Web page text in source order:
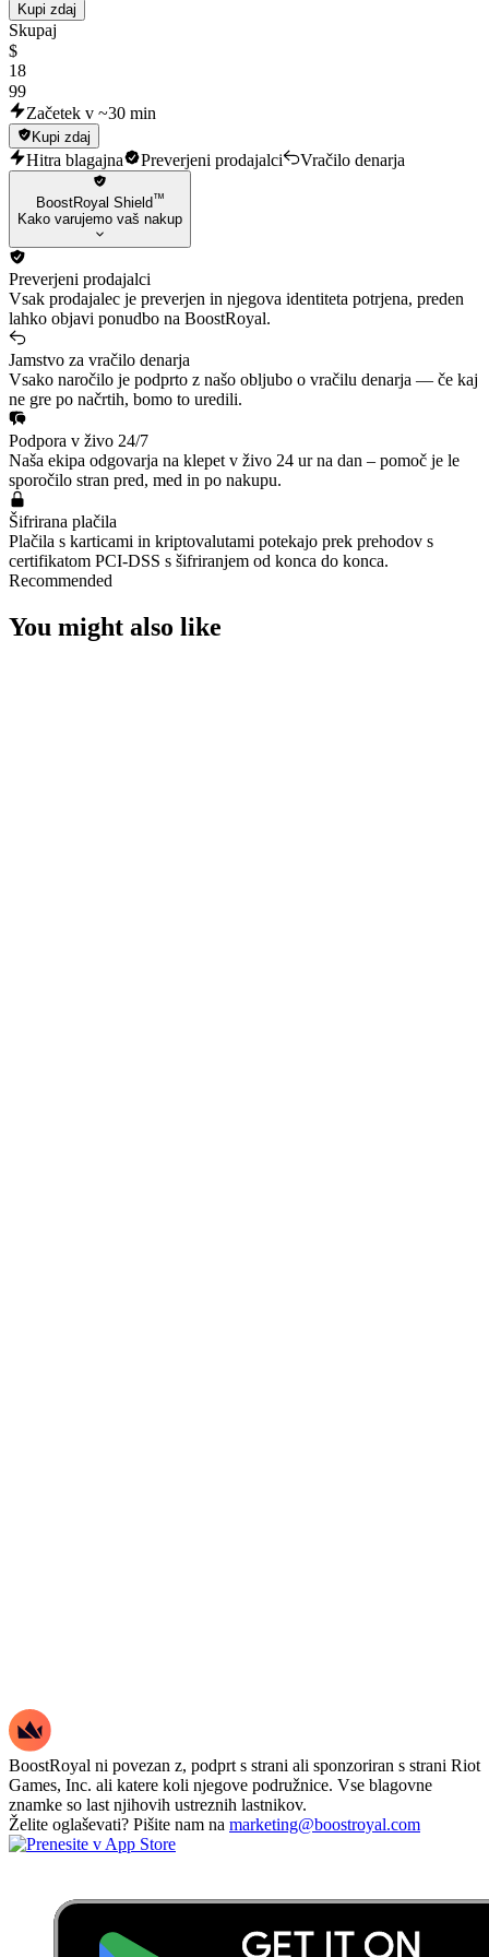
Kupi zdaj
Skupaj
$
18
99
Začetek v ~30 min
Kupi zdaj
Hitra blagajna Preverjeni prodajalci Vračilo denarja
BoostRoyal Shield™
Kako varujemo vaš nakup
Preverjeni prodajalci
Vsak prodajalec je preverjen in njegova identiteta potrjena, preden
lahko objavi ponudbo na BoostRoyal.
Jamstvo za vračilo denarja
Vsako naročilo je podprto z našo obljubo o vračilu denarja — če kaj
ne gre po načrtih, bomo to uredili.
Podpora v živo 24/7
Naša ekipa odgovarja na klepet v živo 24 ur na dan – pomoč je le
sporočilo stran pred, med in po nakupu.
Šifrirana plačila
Plačila s karticami in kriptovalutami potekajo prek prehodov s
certifikatom PCI-DSS s šifriranjem od konca do konca.
Recommended
You might also like
BoostRoyal ni povezan z, podprt s strani ali sponzoriran s strani Riot
Games, Inc. ali katere koli njegove podružnice. Vse blagovne
znamke so last njihovih ustreznih lastnikov.
Želite oglaševati? Pišite nam na marketing@boostroyal.com